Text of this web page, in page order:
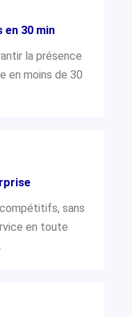
en 30 min
la présence
en moins de 30
sans
en toute